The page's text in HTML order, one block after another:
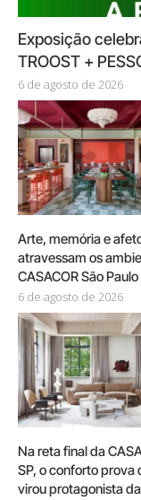
Exposição
TROOST +
6 de agosto de 2026
Arte, memória e
atravessam os
CASACOR São
6 de agosto de 2026
Na reta final da
SP, o conforto prova
virou protagonista